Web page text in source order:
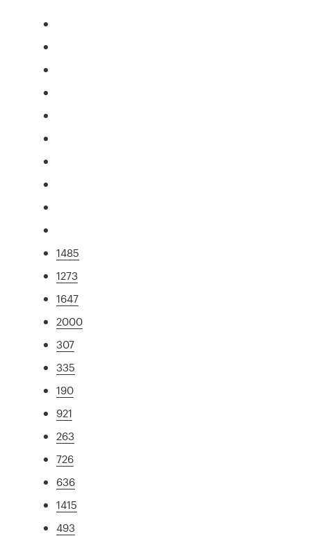
1485
1273
1647
2000
307
335
190
921
263
726
636
1415
493